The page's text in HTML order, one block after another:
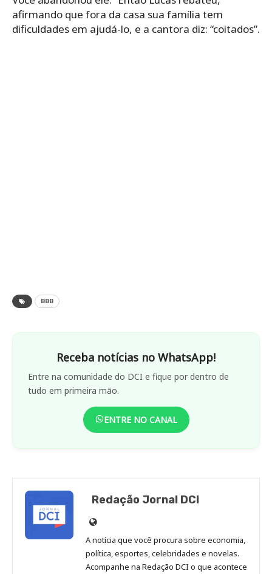
afirmando que fora da casa sua família tem
dificuldades em ajudá-lo, e a cantora diz: “coitados”.
BBB
Receba notícias no WhatsApp!
Entre na comunidade do DCI e fique por dentro de
tudo em primeira mão.
ENTRE NO CANAL
Redação Jornal DCI
Site
de
Redação
Jornal
A notícia que você procura sobre economia,
política, esportes, celebridades e novelas.
Acompanhe na Redação DCI o que acontece